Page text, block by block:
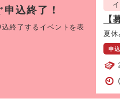
申込終了！
終了するイベントを表
【
夏
申